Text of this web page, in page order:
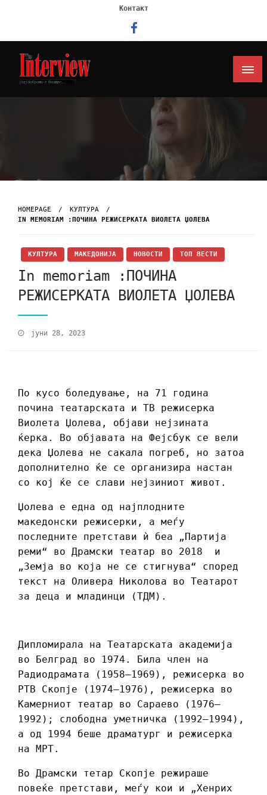
Контакт
Интервју
HOMEPAGE
КУЛТУРА
IN MEMORIAM :ПОЧИНА РЕЖИСЕРКАТА ВИОЛЕТА ЏОЛЕВА
КУЛТУРА МАКЕДОНИЈА НОВОСТИ ТОП ВЕСТИ
In memoriam :ПОЧИНА
РЕЖИСЕРКАТА ВИОЛЕТА ЏОЛЕВА
јуни 28, 2023
По кусо боледување, на 71 година
почина театарската и ТВ режисерка
Виолета Џолева, објави нејзината
ќерка. Во објавата на Фејсбук се вели
дека Џолева не сакала погреб, но затоа
дополнително ќе се организира настан
со кој ќе се слави нејзиниот живот.
Џолева е една од најплодните
македонски режисерки, а меѓу
последните претстави ѝ беа „Партија
реми“ во Драмски театар во 2018 и
„Земја во која не се стигнува“ според
текст на Оливера Николова во Театарот
за деца и младинци (ТДМ).
Дипломирала на Театарската академија
во Белград во 1974. Била член на
Радиодрамата (1958–1969), режисерка во
РТВ Скопје (1974–1976), режисерка во
Камерниот театар во Сараево (1976–
1992); слободна уметничка (1992–1994),
а од 1994 беше драматург и режисерка
на МРТ.
Во Драмски тетар Скопје режираше
повеќе претстави, меѓу кои и „Хенрих